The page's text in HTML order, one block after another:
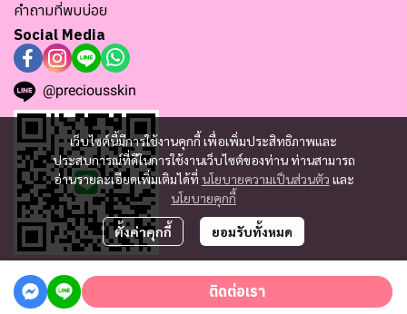
ติดต่อเรา
เว็บไซต์นี้มีการใช้งานคุกกี้ เพื่อเพิ่มประสิทธิภาพและ
ประสบการณ์ที่ดีในการใช้งานเว็บไซต์ของท่าน ท่านสามารถ
อ่านรายละเอียดเพิ่มเติมได้ที่ นโยบายความเป็นส่วนตัว และ
นโยบายคุกกี้
ตั้งค่าคุกกี้ ยอมรับทั้งหมด
คำถามที่พบบ่อย
Social Media
@preciousskin
Copyright since 2025 | Tofu Skincare Co., Ltd. tofuskincarethailand.com | All
Rights Reserved | TAX ID : 0105561125175